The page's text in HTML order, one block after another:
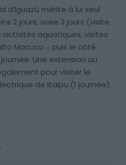
d’Iguazú mérite à lui seul
2 jours, voire 3 jours (visite
aquatiques, visites
Macuco … puis le côté
Une extension au
pour visiter le
de Itaipu (1 journée).